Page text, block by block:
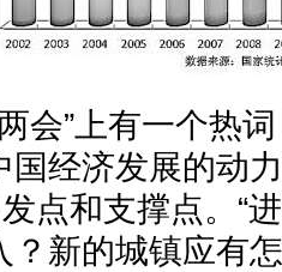
会”上有一个热
国经济发展的动
发点和支撑点。“
？新的城镇应有